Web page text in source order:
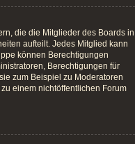
die die Mitglieder des Boards in
aufteilt. Jedes Mitglied kann
können Berechtigungen
Berechtigungen für
zum Beispiel zu Moderatoren
einem nichtöffentlichen Forum